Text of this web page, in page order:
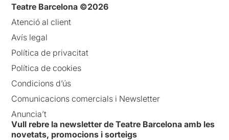
Teatre Barcelona ©2026
Atenció al client
Avís legal
Política de privacitat
Política de cookies
Condicions d’ús
Comunicacions comercials i Newsletter
Anuncia’t
Vull rebre la newsletter de Teatre Barcelona amb les
novetats, promocions i sorteigs